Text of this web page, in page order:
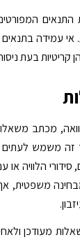
התנאים
אי עמידה
קריטיות בעת
מכתב
זה משמש לעתים
הלוויה או
משפטית,
מעודכן